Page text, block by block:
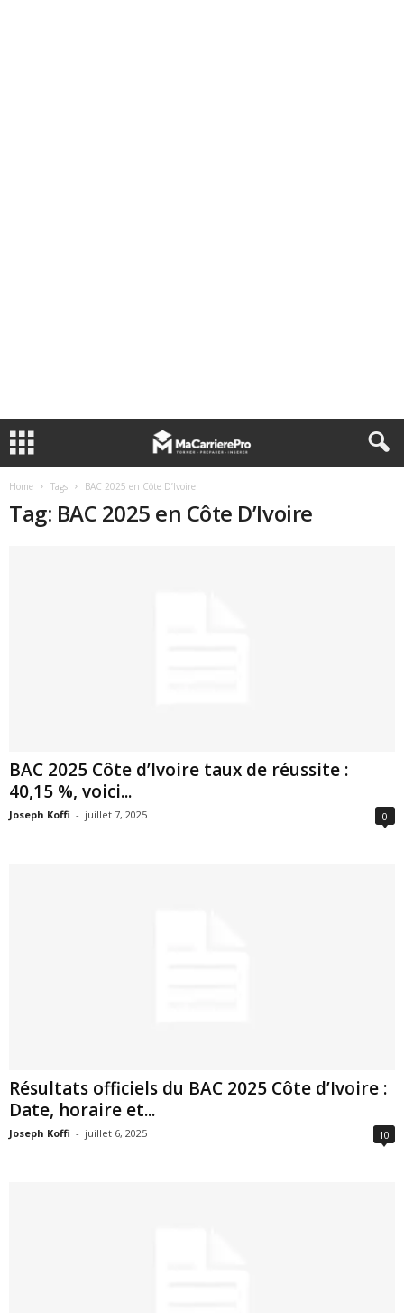
Home Tags BAC 2025 en Côte D’Ivoire
Tag: BAC 2025 en Côte D’Ivoire
BAC 2025 Côte d’Ivoire taux de réussite :
40,15 %, voici...
Joseph Koffi - juillet 7, 2025 0
Résultats officiels du BAC 2025 Côte d’Ivoire :
Date, horaire et...
Joseph Koffi - juillet 6, 2025 10